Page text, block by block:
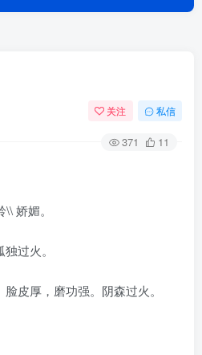
关注 私信
371 11
娇媚。
过火。
皮厚，磨功强。阴森过火。